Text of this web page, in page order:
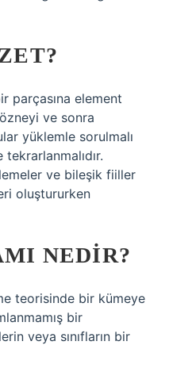
parçasına element
ve sonra
yüklemle sorulmalı
ve bileşik fiiller
oluştururken
NEDIR?
teorisinde bir kümeye
bir
veya sınıfların bir